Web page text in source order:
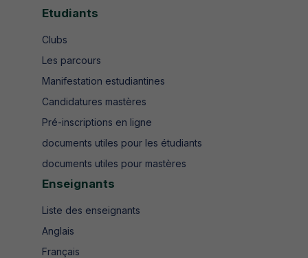
Etudiants
Clubs
Les parcours
Manifestation estudiantines
Candidatures mastères
Pré-inscriptions en ligne
documents utiles pour les étudiants
documents utiles pour mastères
Enseignants
Liste des enseignants
Anglais
Français